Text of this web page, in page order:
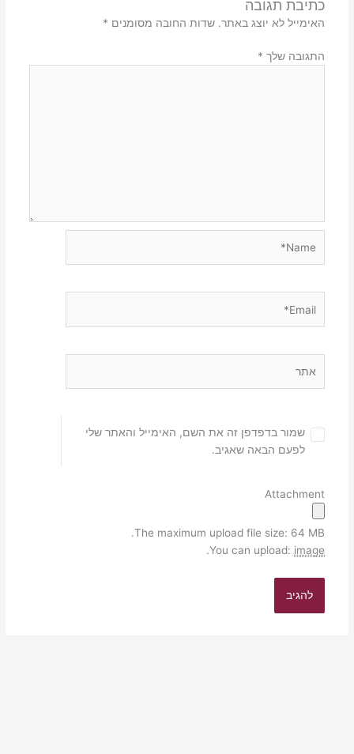
כתיבת תגובה
האימייל לא יוצג באתר. שדות החובה מסומנים *
התגובה שלך *
שמור בדפדפן זה את השם, האימייל והאתר שלי
לפעם הבאה שאגיב.
Attachment
The maximum upload file size: 64 MB.
You can upload: image
.